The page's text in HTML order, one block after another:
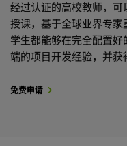
经过认证的高校教师，
授课，基于全球业界专
学生都能够在完全配置好
端的项目开发经验，并获
免费申请